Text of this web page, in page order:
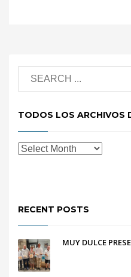
TODOS LOS ARCHIVOS
RECENT POSTS
MUY DULCE